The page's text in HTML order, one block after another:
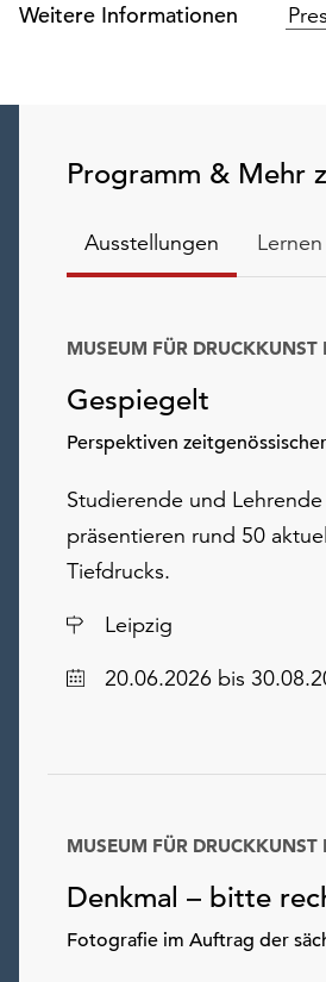
Weitere Informationen
Programm & Mehr
Ausstellungen
Gespiegelt
Perspektiven
MUSEUM FÜR DRUCKKUNST
Studierende und
präsentieren rund 50
Tiefdrucks.
Ort
Leipzig
Datum20.06.2026 bis
Denkmal – bitte
Fotografie im Auftrag der
MUSEUM FÜR DRUCKKUNST